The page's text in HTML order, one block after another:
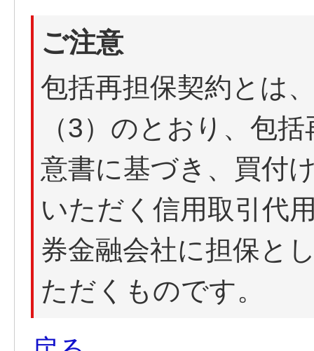
ご注意
包括再担保契約とは
（3）のとおり、包
意書に基づき、買付
いただく信用取引代
券金融会社に担保と
ただくものです。